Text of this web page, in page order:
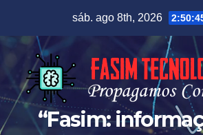
sáb. ago 8th, 2026
“Fasim: